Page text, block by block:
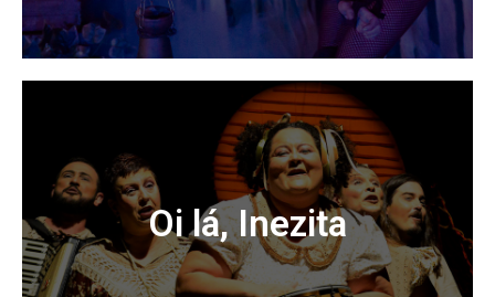
“de mais ninguém” propõe reflexões sobre uma
sociedade estruturalmente machista, a qual produz e
reproduz várias formas de violência contra a mulher,
conduzindo-as a mortes de distintas...
Acessar
Oi lá, Inezita